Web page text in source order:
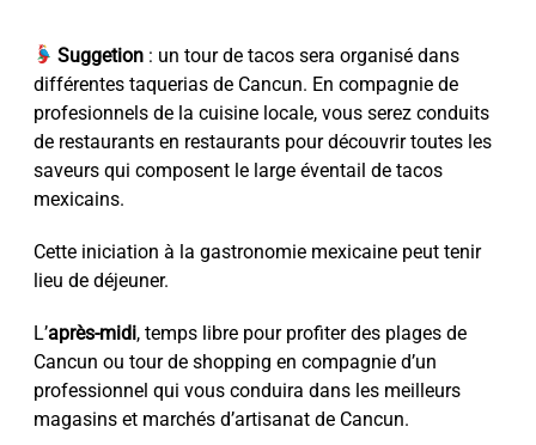
Suggetion: un tour de tacos sera organisé dans
différentes taquerias de Cancun. En compagnie de
profesionnels de la cuisine locale, vous serez conduits
de restaurants en restaurants pour découvrir toutes les
saveurs qui composent le large éventail de tacos
mexicains.
Cette iniciation à la gastronomie mexicaine peut tenir
lieu de déjeuner.
L’après-midi, temps libre pour profiter des plages de
Cancun ou tour de shopping en compagnie d’un
professionnel qui vous conduira dans les meilleurs
magasins et marchés d’artisanat de Cancun.